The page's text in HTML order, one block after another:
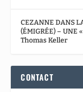
CEZANNE DANS
(ÉMIGRÉE) – UNE
Thomas Keller
CONTACT